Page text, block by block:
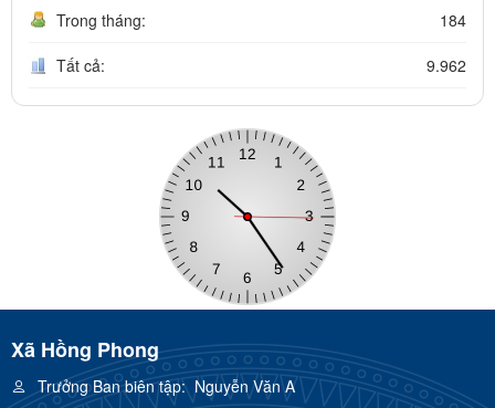
Trong tháng: 184
Tất cả: 9.962
Xã Hồng Phong
Trưởng Ban biên tập:Nguyễn Văn A